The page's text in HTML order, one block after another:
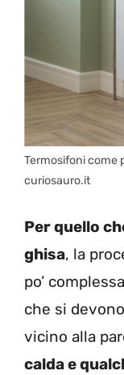
Termosifoni come
curiosauro.it
Per quello
ghisa, la
po’
che si
vicino alla
caldae